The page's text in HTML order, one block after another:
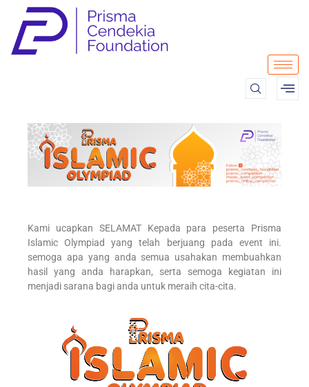
Kami ucapkan SELAMAT Kepada para peserta Prisma
Islamic Olympiad yang telah berjuang pada event ini.
semoga apa yang anda semua usahakan membuahkan
hasil yang anda harapkan, serta semoga kegiatan ini
menjadi sarana bagi anda untuk meraih cita-cita.